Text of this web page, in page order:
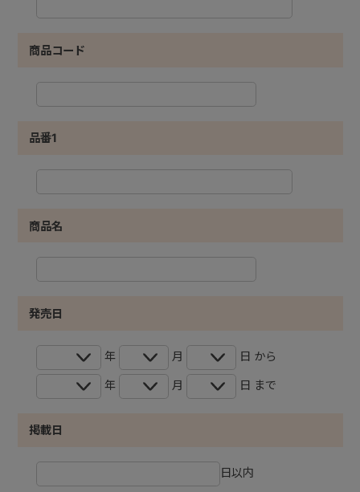
商品コード
品番1
商品名
発売日
年 月 日 から
年 月 日 まで
掲載日
日以内